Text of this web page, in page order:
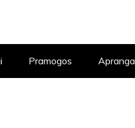
Pramogos Apranga